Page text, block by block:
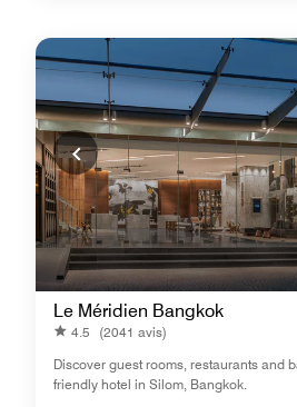
Le Méridien Bangkok
4.5
(2041 avis)
Discover guest rooms, restaurants and
friendly hotel in Silom, Bangkok.